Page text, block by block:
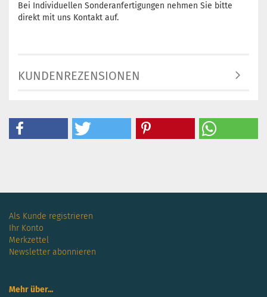
Bei Individuellen Sonderanfertigungen nehmen Sie bitte
direkt mit uns Kontakt auf.
KUNDENREZENSIONEN
Als Kunde registrieren
Ihr Konto
Merkzettel
Newsletter abonnieren
Mehr über...